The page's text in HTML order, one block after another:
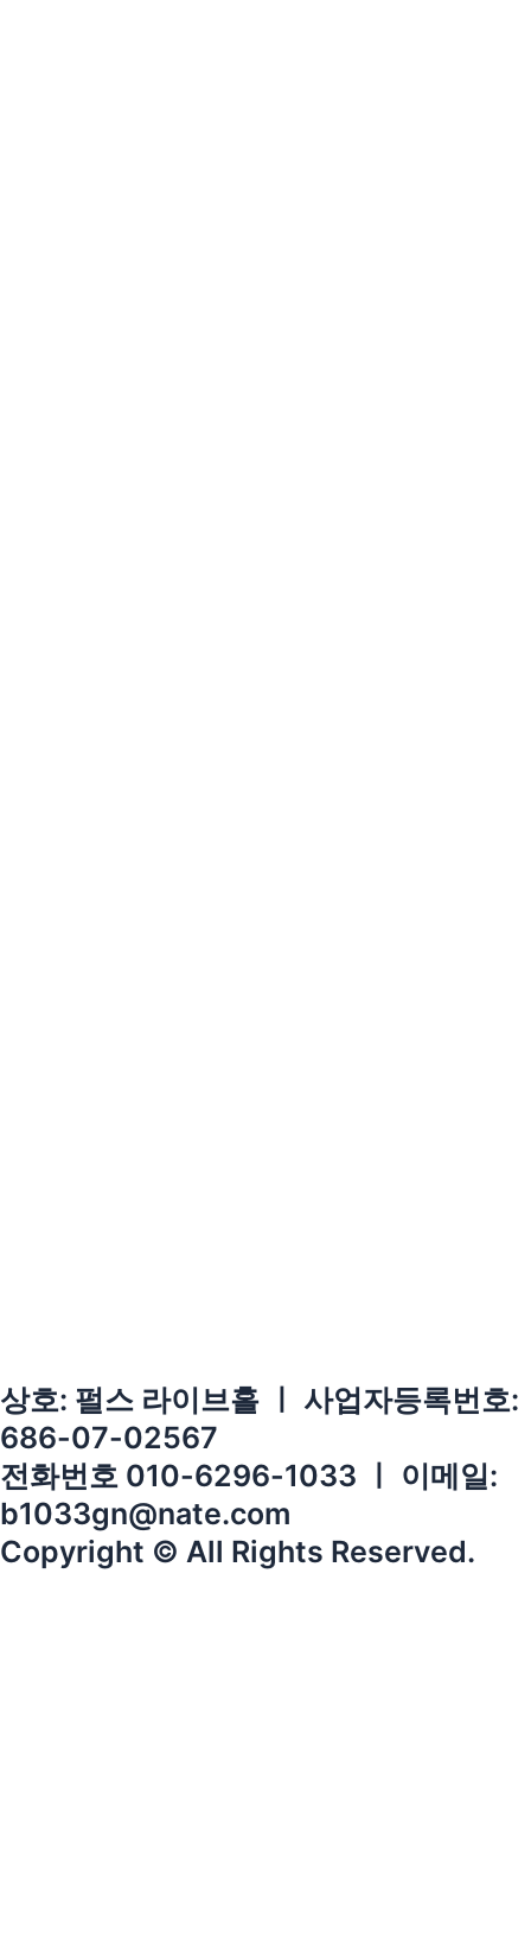
상호: 펄스 라이브홀 ㅣ 사업자등록번호:
686-07-02567
전화번호 010-6296-1033 ㅣ 이메일:
b1033gn@nate.com
Copyright © All Rights Reserved.